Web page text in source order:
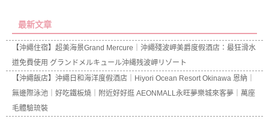
最新文章
【沖繩住宿】超美海景Grand Mercure｜沖繩殘波岬美爵度假酒店：最狂滑水
道免費使用 グランドメルキュール沖縄残波岬リゾート
【沖繩飯店】沖繩日和海洋度假酒店｜Hiyori Ocean Resort Okinawa 恩納｜
無邊際泳池｜好吃鐵板燒｜附近好好逛 AEONMALL永旺夢樂城來客夢｜萬座
毛體驗琉裝